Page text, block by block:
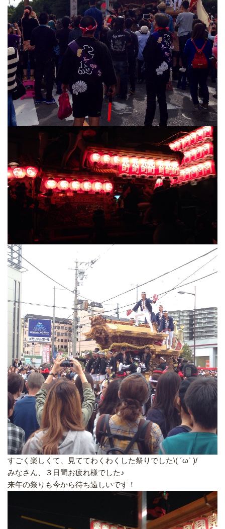
すごく楽しくて、見ててわくわくした祭りでした\( ´ω` )/
みなさん、３日間お疲れ様でした♪
来年の祭りも今から待ち遠しいです！